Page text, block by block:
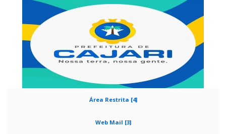
Área Restrita [4]
Web Mail [3]